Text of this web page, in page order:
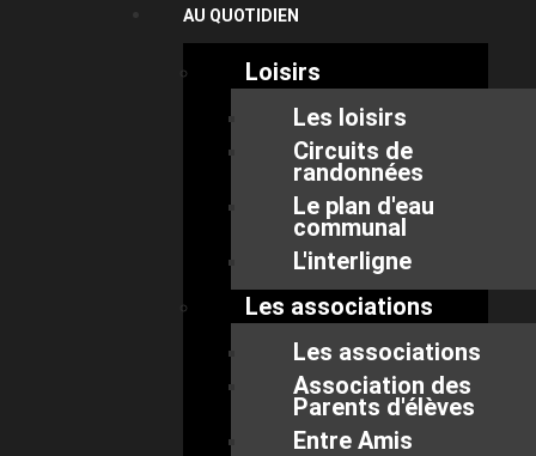
AU QUOTIDIEN
Loisirs
Les loisirs
Circuits de
randonnées
Le plan d'eau
communal
L'interligne
Les associations
Les associations
Association des
Parents d'élèves
Entre Amis